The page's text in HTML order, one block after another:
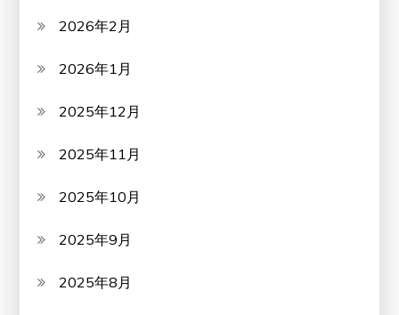
2026年2月
2026年1月
2025年12月
2025年11月
2025年10月
2025年9月
2025年8月